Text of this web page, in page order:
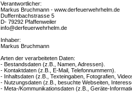
Verantwortlicher:
Markus Bruchmann - www.derfeuerwehrhelm.de
Duffernbachstrasse 5
D- 79292 Pfaffenweiler
info@derfeuerwehrhelm.de
Inhaber:
Markus Bruchmann
Arten der verarbeiteten Daten:
- Bestandsdaten (z.B., Namen, Adressen).
- Kontaktdaten (z.B., E-Mail, Telefonnummern).
- Inhaltsdaten (z.B., Texteingaben, Fotografien,
- Nutzungsdaten (z.B., besuchte Webseiten,
- Meta-/Kommunikationsdaten (z.B., Geräte-